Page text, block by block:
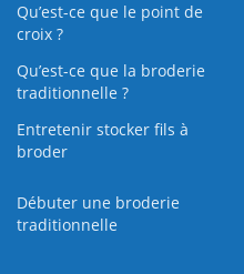
Qu’est-ce que le point de
croix ?
Qu’est-ce que la broderie
traditionnelle ?
Entretenir stocker fils à
broder
Débuter une broderie
traditionnelle